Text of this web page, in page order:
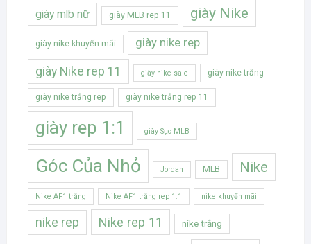
giày mlb nữ giày MLB rep 11 giày Nike
giày nike khuyến mãi giày nike rep
giày Nike rep 11 giày nike sale giày nike trắng
giày nike trắng rep giày nike trắng rep 11
giày rep 1:1 giày Sục MLB
Góc Của Nhỏ Jordan MLB Nike
Nike AF1 trắng Nike AF1 trắng rep 1:1 nike khuyến mãi
nike rep Nike rep 11 nike trắng